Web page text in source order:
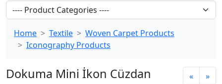
Home Textile
Woven Carpet Products
Iconography Products
Dokuma Mini İkon Cüzdan « »